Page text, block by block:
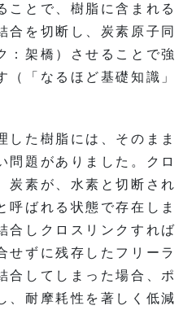
ことで、樹脂に含まれる
合を切断し、炭素原子同
：架橋）させることで強
（「なるほど基礎知識」
した樹脂には、そのまま
問題がありました。クロ
炭素が、水素と切断され
呼ばれる状態で存在しま
合しクロスリンクすれば
せずに残存したフリーラ
合してしまった場合、ポ
、耐摩耗性を著しく低減